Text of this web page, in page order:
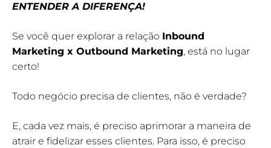
ENTENDER A DIFERENÇA!
Se você quer explorar a relação Inbound
Marketing x Outbound Marketing, está no lugar
certo!
Todo negócio precisa de clientes, não é verdade?
E, cada vez mais, é preciso aprimorar a maneira de
atrair e fidelizar esses clientes. Para isso, é preciso